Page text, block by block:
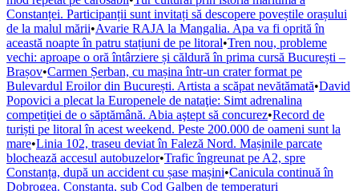
Constanței. Participanții sunt invitați să descopere poveștile orașului
de la malul mării•Avarie RAJA la Mangalia. Apa va fi oprită în
această noapte în patru stațiuni de pe litoral•Tren nou, probleme
vechi: aproape o oră întârziere și căldură în prima cursă București –
Brașov•Carmen Șerban, cu mașina într-un crater format pe
Bulevardul Eroilor din București. Artista a scăpat nevătămată•David
Popovici a plecat la Europenele de nataţie: Simt adrenalina
competiţiei de o săptămână. Abia aştept să concurez•Record de
turiști pe litoral în acest weekend. Peste 200.000 de oameni sunt la
mare•Linia 102, traseu deviat în Faleză Nord. Mașinile parcate
blochează accesul autobuzelor•Trafic îngreunat pe A2, spre
Constanța, după un accident cu șase mașini•Canicula continuă în
Dobrogea. Constanța, sub Cod Galben de temperaturi